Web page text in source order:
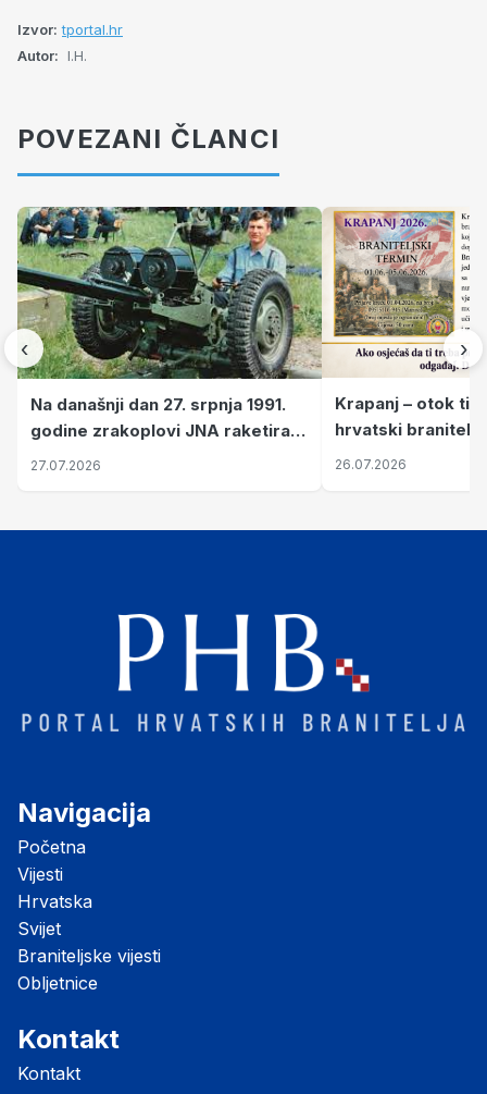
Izvor: tportal.hr
Autor: I.H.
POVEZANI ČLANCI
‹
Na današnji dan 27. srpnja 1991.
godine zrakoplovi JNA raketirali
su vojarnu i obučni centar "Nikola
27.07.2026
Krapanj – otok
hrvatski branitelji
pronalaze mir
26.07.2026
›
Navigacija
Početna
Vijesti
Hrvatska
Svijet
Braniteljske vijesti
Obljetnice
Kontakt
Kontakt